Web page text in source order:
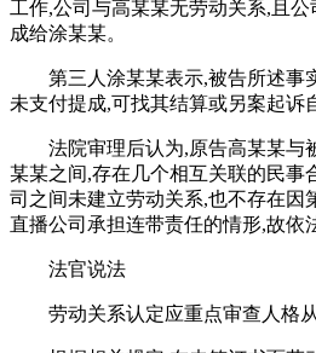
工作,公司与高某某无劳动关系,且
成给涂某某。
第三人涂某某表示,被告所述事
未支付提成,可找其结算或另案起诉
法院审理后认为,原告高某某与
某某之间,存在几个相互关联的民事
司之间未建立劳动关系,也不存在因
直播公司承担连带责任的情形,故依
法官说法
劳动关系认定应重点审查人格